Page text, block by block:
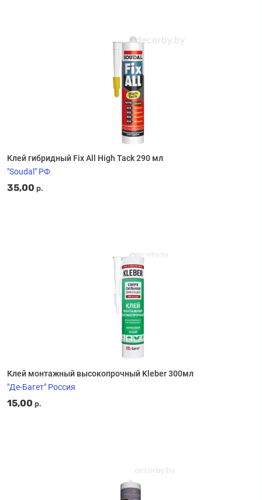
Клей гибридный Fix All High Tack 290 мл
"Soudal" РФ
35,00 р.
Клей монтажный высокопрочный Kleber 300мл
"Де-Багет" Россия
15,00 р.